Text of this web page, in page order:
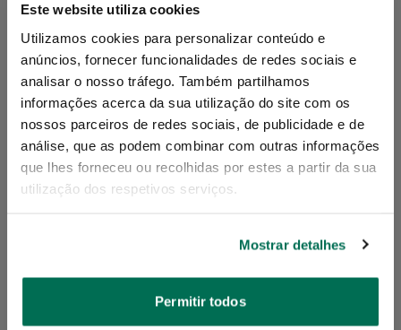
Este website utiliza cookies
Utilizamos cookies para personalizar conteúdo e
anúncios, fornecer funcionalidades de redes sociais e
analisar o nosso tráfego. Também partilhamos
informações acerca da sua utilização do site com os
nossos parceiros de redes sociais, de publicidade e de
análise, que as podem combinar com outras informações
que lhes forneceu ou recolhidas por estes a partir da sua
utilização dos respetivos serviços.
Mostrar detalhes
Permitir todos
PRODUTOS
RECOMENDADOS
Para cada necessidade capilar, há uma rotina de cuidados
Bioscalin
que revitaliza o seu cabelo. Descubra a sua.
BIOSCALIN!
Subscreva a nossa newsletter e receba
dicas exclusivas sobre cuidados,
alimentação, styling e muito mais!
SUBMETER